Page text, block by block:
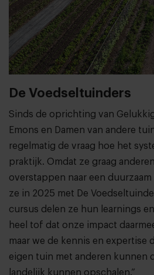
De Voedseltuinders
Sinds de oprichting van
Emons en Damen van andere
regelmatig de vraag hoe het
praktijk. Omdat ze graag
overstappen naar een
ze in 2025 met De
cursus delen ze hun learnings
heel tof dat onze impact
maar we de kennis en expertise
eigen tuin met anderen kunnen
landelijk kunnen opschalen.”